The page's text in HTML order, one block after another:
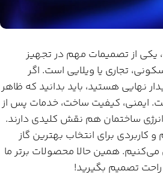
یکی از تصمیمات مهم در تجهیز
تجاری یا ویلایی است. اگر
نهایی هستید، باید بدانید که ظاهر
ایمنی، کیفیت ساخت، خدمات پس از
ساختمان هم نقش کلیدی دارند.
۱۰ نکته مهم و کاربردی برای انتخاب بهترین گاز
می‌کنیم. همین حالا محصولات برتر ما
راحت تصمیم بگیرید!